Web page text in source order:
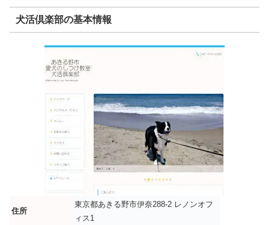
犬活倶楽部の基本情報
住所
東京都あきる野市伊奈288-2 レノンオフ
ィス1